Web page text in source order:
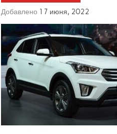
Добавлено 17 июня, 2022